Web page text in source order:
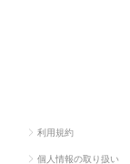
利用規約
個人情報の取り扱い